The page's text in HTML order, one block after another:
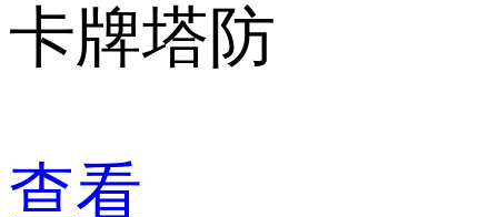
卡牌塔防
查看